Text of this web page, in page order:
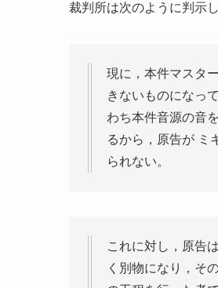
裁判所は次のように判示
現に，本件マスタ
きないものになっ
わち本件音源の音
るから，原告が ミ
られない。
これに対し，原告
く別物になり，そ